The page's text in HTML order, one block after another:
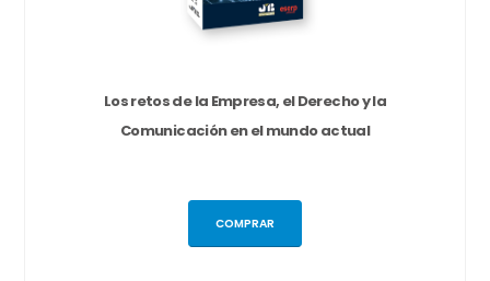
Los retos de la Empresa, el Derecho y la
Comunicación en el mundo actual
COMPRAR